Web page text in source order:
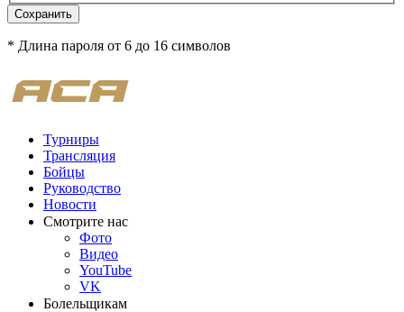
Сохранить
* Длина пароля от 6 до 16 символов
Турниры
Трансляция
Бойцы
Руководство
Новости
Смотрите нас
Фото
Видео
YouTube
VK
Болельщикам